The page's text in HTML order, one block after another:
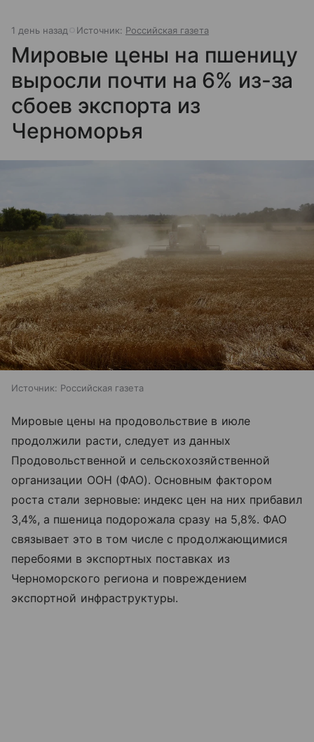
1 день назад Источник: Российская газета
Мировые цены на пшеницу
выросли почти на 6% из-за
сбоев экспорта из
Черноморья
Источник: Российская газета
Мировые цены на продовольствие в июле
продолжили расти, следует из данных
Продовольственной и сельскохозяйственной
организации ООН (ФАО). Основным фактором
роста стали зерновые: индекс цен на них прибавил
3,4%, а пшеница подорожала сразу на 5,8%. ФАО
связывает это в том числе с продолжающимися
перебоями в экспортных поставках из
Черноморского региона и повреждением
экспортной инфраструктуры.